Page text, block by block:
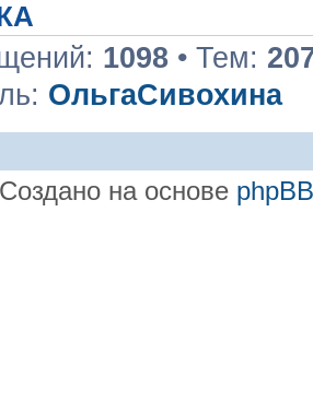
1098 • Тем:
ОльгаСивохина
Создано на основе phpBB